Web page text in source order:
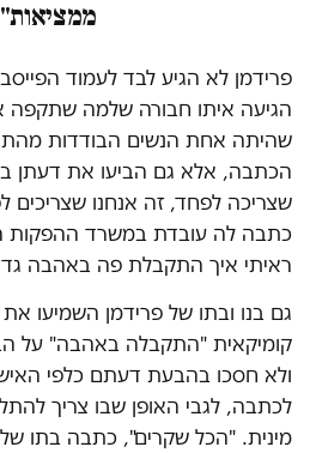
ממציאות"
פרידמן לא הגיע לבד לעמוד
הגיעה איתו חבורה שלמה
שהיתה אחת הנשים הבודדות
הכתבה, אלא גם הביעו את דעתן
שצריכה לפחד, זה אנחנו שצריכים
כתבה לה עובדת במשרד ההפקות
ראיתי איך התקבלת פה באהבה
גם בנו ובתו של פרידמן השמיעו
קומיקאית "התקבלה באהבה" על
ולא חסכו בהבעת דעתם כלפי
לכתבה, לגבי האופן שבו צריך
מינית. "הכל שקרים", כתבה בתו של